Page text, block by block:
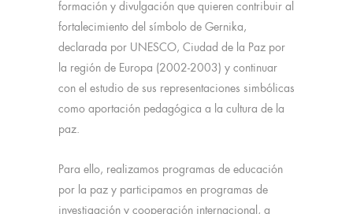
formación y divulgación que quieren contribuir al
fortalecimiento del símbolo de Gernika,
declarada por UNESCO, Ciudad de la Paz por
la región de Europa (2002-2003) y continuar
con el estudio de sus representaciones simbólicas
como aportación pedagógica a la cultura de la
paz.
Para ello, realizamos programas de educación
por la paz y participamos en programas de
investigación y cooperación internacional, a